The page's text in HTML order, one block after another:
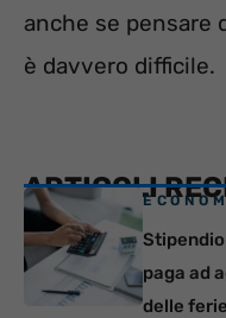
anche se pensare
è davvero difficile.
ARTICOLI
paga ad
delle